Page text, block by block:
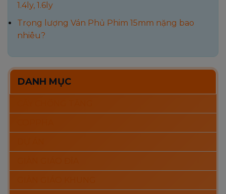
1.4ly, 1.6ly
Trọng lượng Ván Phủ Phim 15mm nặng bao
nhiêu?
DANH MỤC